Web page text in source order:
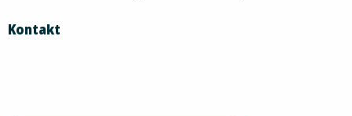
Kontakt